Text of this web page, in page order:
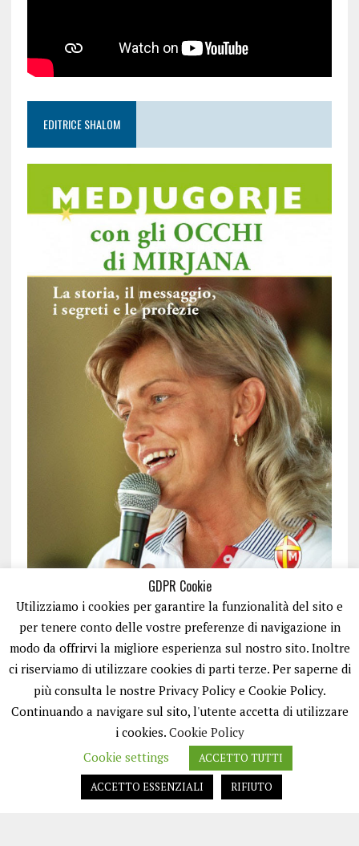
EDITRICE SHALOM
ISCRIVITI
GDPR Cookie
Utilizziamo i cookies per garantire la funzionalità del sito e
per tenere conto delle vostre preferenze di navigazione in
modo da offrirvi la migliore esperienza sul nostro sito. Inoltre
ci riserviamo di utilizzare cookies di parti terze. Per saperne di
più consulta le nostre Privacy Policy e Cookie Policy.
Continuando a navigare sul sito, l'utente accetta di utilizzare
i cookies. Cookie Policy
Cookie settings
ACCETTO TUTTI
ACCETTO ESSENZIALI
RIFIUTO